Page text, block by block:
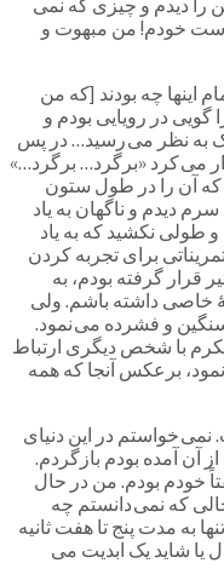
را دیدم و چیزی که نمی
خودم! من مبهوت و
اینها چه بودند [که من
گویی در رویایی بودم و
به نظر می رسید… در پس
می کرد «برگرد… برگرد…»
آن را در طول ستون
دیدم و ناگهان به یاد
طولی نکشید که به یاد
برای تجربه کردن
قرار گرفته بودم، به
خاصی داشته باشم. ولی
و فشرده می نمود.
فکرم با شخص دیگری ارتباط
برعکس آنجا که همه
خواستم در این دنیای
آن آمده بودم بازگردم.
خودم بودم. من در حال
که نمی دانستم چه
به مدت پنج تا هفت ثانیه
یا شاید یک ابدیت می